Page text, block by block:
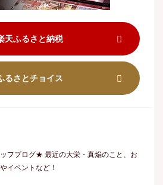
天ふるさと納税
るさとチョイス
フブログ★ 最近の大栄・真焔のこと、お
イベントなど！